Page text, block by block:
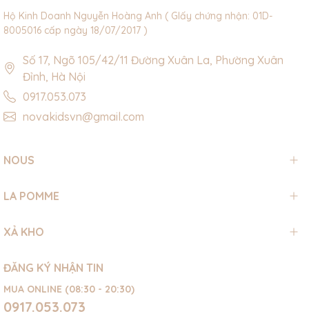
Hộ Kinh Doanh Nguyễn Hoàng Anh ( GIấy chứng nhận: 01D-
8005016 cấp ngày 18/07/2017 )
Số 17, Ngõ 105/42/11 Đường Xuân La, Phường Xuân
Đỉnh, Hà Nội
0917.053.073
novakidsvn@gmail.com
NOUS
LA POMME
XẢ KHO
ĐĂNG KÝ NHẬN TIN
MUA ONLINE (08:30 - 20:30)
0917.053.073